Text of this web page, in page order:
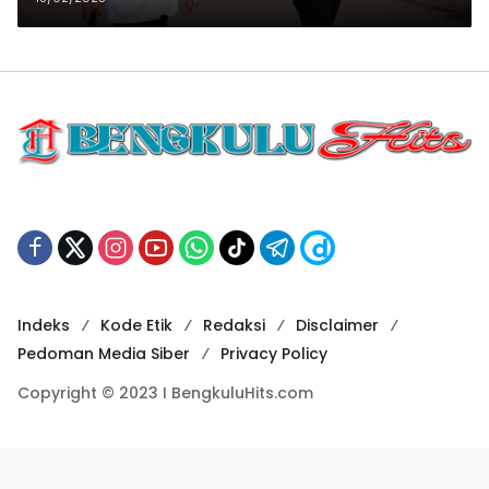
Kesiapan Pimpin Daerah
Indeks Kode Etik Redaksi
Disclaimer
Pedoman Media Siber
Privacy Policy
Copyright © 2023 I BengkuluHits.com